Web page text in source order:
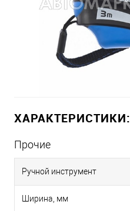
ХАРАКТЕРИСТИКИ:
Прочие
Ручной инструмент
Ширина, мм